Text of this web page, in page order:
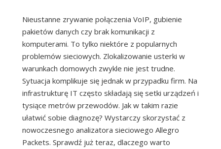
Nieustanne zrywanie połączenia VoIP, gubienie
pakietów danych czy brak komunikacji z
komputerami. To tylko niektóre z popularnych
problemów sieciowych. Zlokalizowanie usterki w
warunkach domowych zwykle nie jest trudne.
Sytuacja komplikuje się jednak w przypadku firm. Na
infrastrukturę IT często składają się setki urządzeń i
tysiące metrów przewodów. Jak w takim razie
ułatwić sobie diagnozę? Wystarczy skorzystać z
nowoczesnego analizatora sieciowego Allegro
Packets. Sprawdź już teraz, dlaczego warto